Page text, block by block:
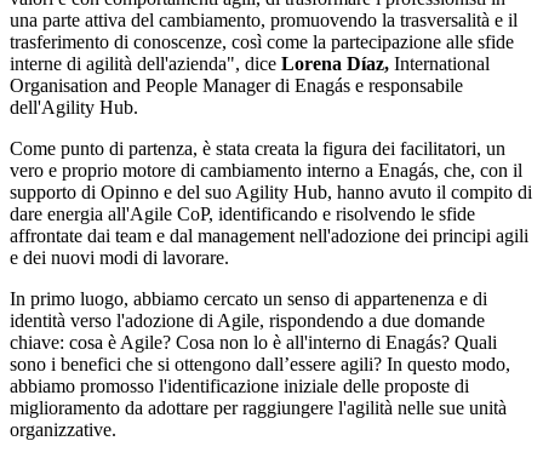
una parte attiva del cambiamento, promuovendo la trasversalità e il
trasferimento di conoscenze, così come la partecipazione alle sfide
interne di agilità dell'azienda", dice Lorena Díaz, International
Organisation and People Manager di Enagás e responsabile
dell'Agility Hub.
Come punto di partenza, è stata creata la figura dei facilitatori, un
vero e proprio motore di cambiamento interno a Enagás, che, con il
supporto di Opinno e del suo Agility Hub, hanno avuto il compito di
dare energia all'Agile CoP, identificando e risolvendo le sfide
affrontate dai team e dal management nell'adozione dei principi agili
e dei nuovi modi di lavorare.
In primo luogo, abbiamo cercato un senso di appartenenza e di
identità verso l'adozione di Agile, rispondendo a due domande
chiave: cosa è Agile? Cosa non lo è all'interno di Enagás? Quali
sono i benefici che si ottengono dall’essere agili? In questo modo,
abbiamo promosso l'identificazione iniziale delle proposte di
miglioramento da adottare per raggiungere l'agilità nelle sue unità
organizzative.